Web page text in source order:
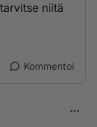
niitä
Kommentoi